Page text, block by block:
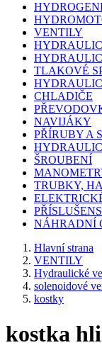
VENTILY
TLAKOVÉ
CHLADIČE
NAVIJÁKY
PŘÍRUBY A
ŠROUBENÍ
TRUBKY,
NÁHRADNÍ
Hlavní strana
VENTILY
Hydraulické
solenoidové
kostky
kostka